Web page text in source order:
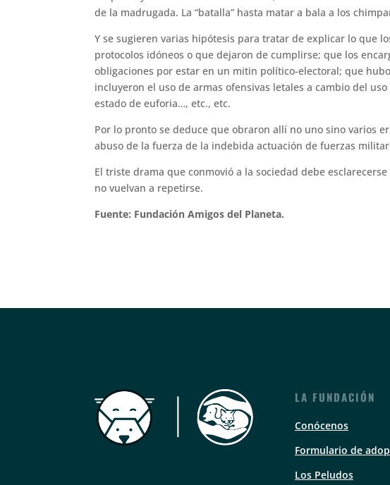
de la madrugada. La “batalla” hasta matar a bala a los
Y se sugieren varias hipótesis para tratar de explicar lo que
protocolos idóneos o que dejaron de cumplirse; que los
obligaciones por estar en un mitin político-electoral; que
incluyeron el uso de armas ofensivas letales a cambio del
estado de euforia…, etc., etc.
Por lo pronto se deduce que obraron allí no uno sino varios
abuso de la fuerza de la indebida actuación de fuerzas
El triste drama que conmovió a la sociedad debe
no vuelvan a repetirse.
Fuente: Fundación Amigos del Planeta.
LA FUNDACIÓN
Conócenos
Formulario de
Los Peludos